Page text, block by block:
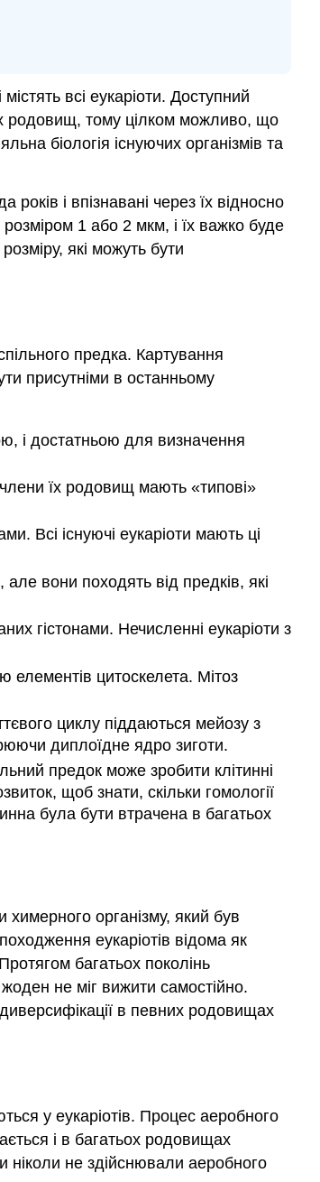
всі еукаріоти. Доступний
родовищ, тому цілком можливо, що
біологія існуючих організмів та
і впізнавані через їх відносно
розміром 1 або 2 мкм, і їх важко буде
які можуть бути
предка. Картування
присутніми в останньому
і достатньою для визначення
члени їх родовищ мають «типові»
Всі існуючі еукаріоти мають ці
але вони походять від предків, які
гістонами. Нечисленні еукаріоти з
елементів цитоскелета. Мітоз
циклу піддаються мейозу з
диплоїдне ядро зиготи.
предок може зробити клітинні
щоб знати, скільки гомології
була бути втрачена в багатьох
химерного організму, який був
еукаріотів відома як
багатьох поколінь
не міг вижити самостійно.
диверсифікації в певних родовищах
у еукаріотів. Процес аеробного
і в багатьох родовищах
ніколи не здійснювали аеробного